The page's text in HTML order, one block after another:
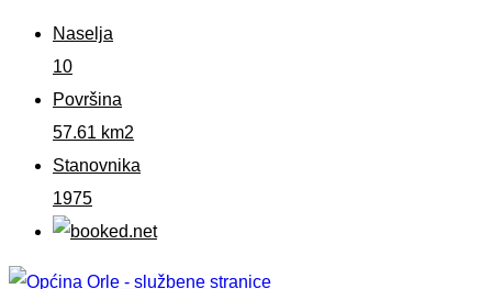
Naselja
10
Površina
57.61 km2
Stanovnika
1975